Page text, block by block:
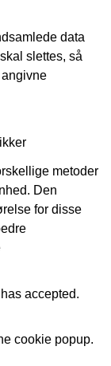
data
slettes, så
metoder
Den
for disse
accepted.
cookie popup.